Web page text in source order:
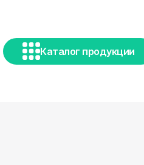
Каталог продукции